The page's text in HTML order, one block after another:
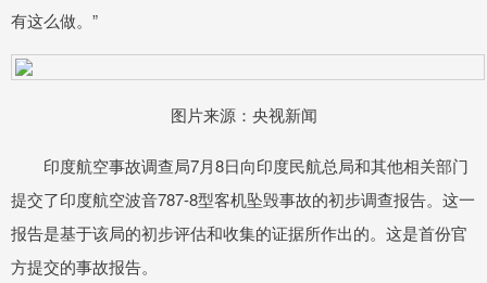
有这么做。”
图片来源：央视新闻
印度航空事故调查局7月8日向印度民航总局和其他相关部门
提交了印度航空波音787-8型客机坠毁事故的初步调查报告。这一
报告是基于该局的初步评估和收集的证据所作出的。这是首份官
方提交的事故报告。